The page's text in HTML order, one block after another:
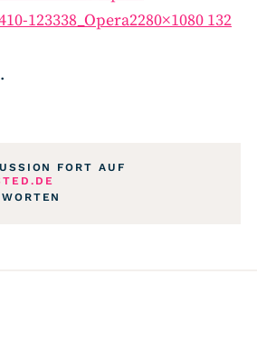
123338_Opera2280×1080 132
FORT AUF